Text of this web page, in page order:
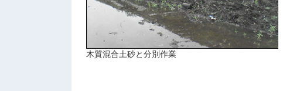
木質混合土砂と分別作業